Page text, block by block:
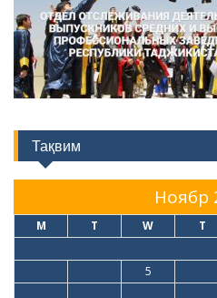
Тақвим
Ноябр
M T W T
5